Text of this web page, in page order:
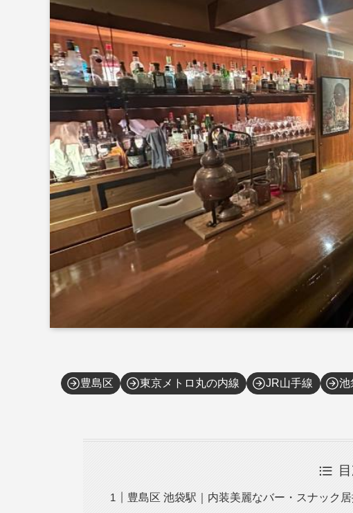
豊島区 東京メトロ丸の内線 JR山手線 池
豊島区 池袋駅｜内装美麗なバー・スナック